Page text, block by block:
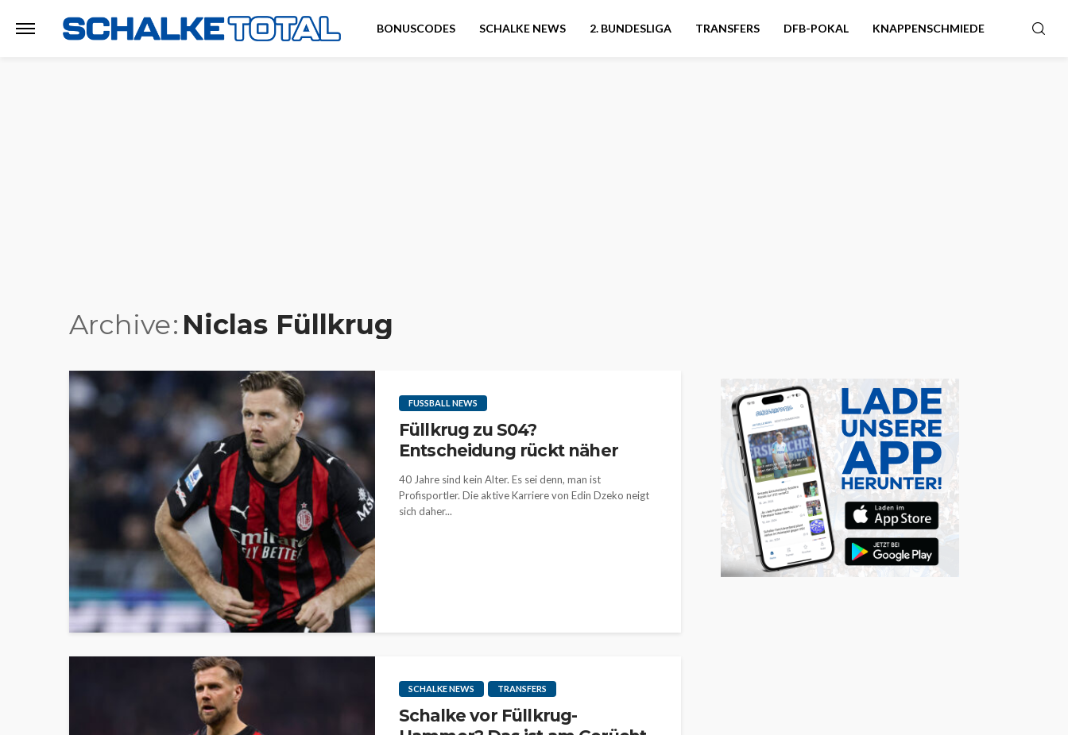
BONUSCODES SCHALKE NEWS 2. BUNDESLIGA TRANSFERS DFB-POKAL KNAPPENSCHMIEDE
Archive Niclas Füllkrug
FUSSBALL NEWS
Füllkrug zu S04?
Entscheidung rückt näher
40 Jahre sind kein Alter. Es sei denn, man ist
Profisportler. Die aktive Karriere von Edin Dzeko neigt
sich daher...
SCHALKE NEWS TRANSFERS
Schalke vor Füllkrug-